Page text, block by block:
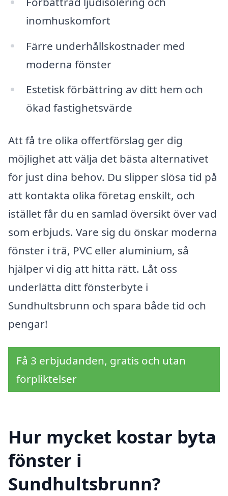
inomhuskomfort
Färre underhållskostnader med
moderna fönster
Estetisk förbättring av ditt hem och
ökad fastighetsvärde
Att få tre olika offertförslag ger dig
möjlighet att välja det bästa alternativet
för just dina behov. Du slipper slösa tid på
att kontakta olika företag enskilt, och
istället får du en samlad översikt över vad
som erbjuds. Vare sig du önskar moderna
fönster i trä, PVC eller aluminium, så
hjälper vi dig att hitta rätt. Låt oss
underlätta ditt fönsterbyte i
Sundhultsbrunn och spara både tid och
pengar!
Få 3 erbjudanden, gratis och utan
förpliktelser
Hur mycket kostar byta
fönster i
Sundhultsbrunn?